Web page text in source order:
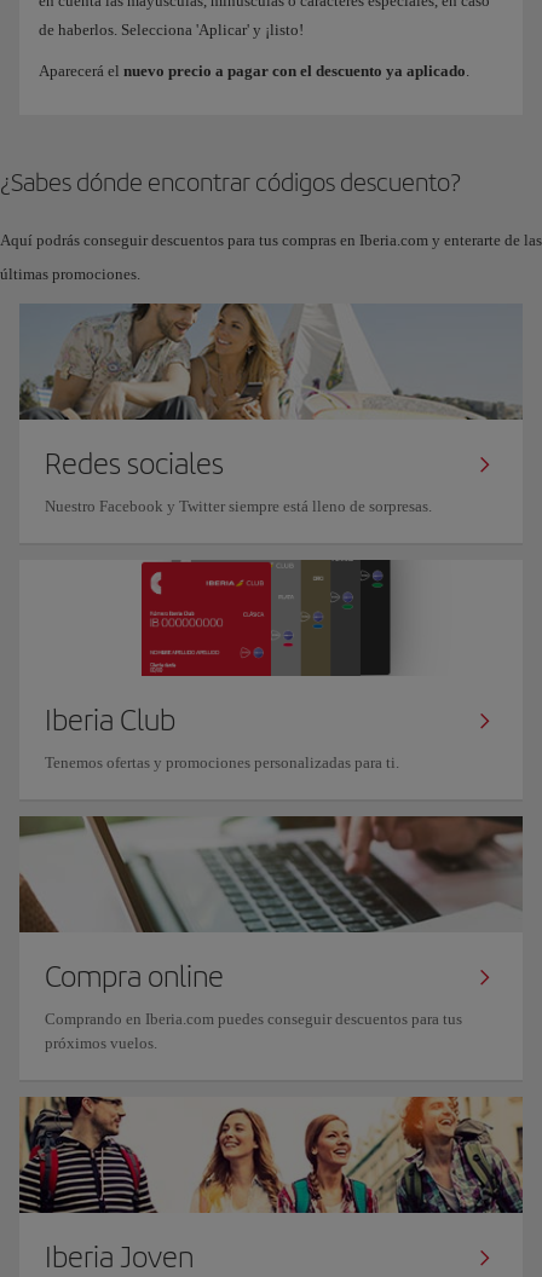
de haberlos. Selecciona 'Aplicar' y ¡listo!
Aparecerá el nuevo precio a pagar con el descuento ya aplicado.
¿Sabes dónde encontrar códigos descuento?
Aquí podrás conseguir descuentos para tus compras en Iberia.com y enterarte de las
últimas promociones.
Redes sociales
Nuestro Facebook y Twitter siempre está lleno de sorpresas.
Iberia Club
Tenemos ofertas y promociones personalizadas para ti.
Compra online
Comprando en Iberia.com puedes conseguir descuentos para tus
próximos vuelos.
Iberia Joven